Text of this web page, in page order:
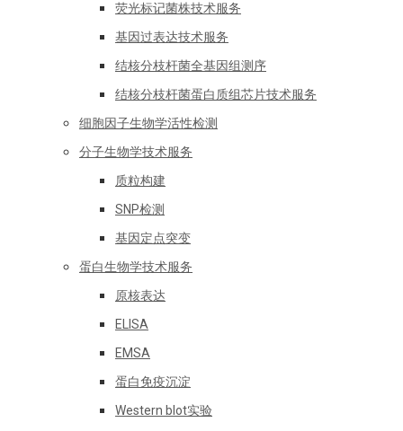
荧光标记菌株技术服务
基因过表达技术服务
结核分枝杆菌全基因组测序
结核分枝杆菌蛋白质组芯片技术服务
细胞因子生物学活性检测
分子生物学技术服务
质粒构建
SNP检测
基因定点突变
蛋白生物学技术服务
原核表达
ELISA
EMSA
蛋白免疫沉淀
Western blot实验